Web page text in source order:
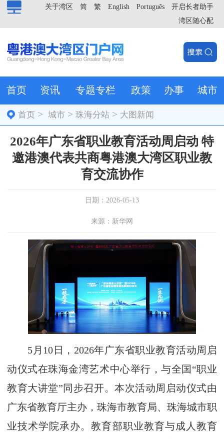
开启长者助手
Português
English
繁
简
关于湾区
湾区随心配
首页 资讯 专题专栏 政策 办事 城市
首页 >城市 >珠海分站 > 大图新闻
2026年广东省职业教育活动周启动 特
邀港澳代表共商粤港澳大湾区职业教
育交流协作
日期：2026-05-13
来源：新华网
5月10日，2026年广东省职业教育活动周启
动仪式在珠海金湾艺术中心举行，与全国“职业
教育大讲堂”同步召开。本次活动周启动仪式由
广东省教育厅主办，珠海市教育局、珠海城市职
业技术学院承办。教育部职业教育与成人教育